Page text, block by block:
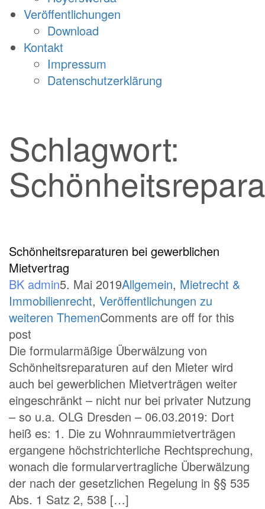
Veröffentlichungen
Download
Kontakt
Impressum
Datenschutzerklärung
Schlagwort:
Schönheitsreparaturen bei gewerblichen
Mietvertrag
BK admin5. Mai 2019Allgemein, Mietrecht &
Immobilienrecht, Veröffentlichungen zu
weiteren ThemenComments are off for this
post
Die formularmäßige Überwälzung von
Schönheitsreparaturen auf den Mieter wird
auch bei gewerblichen Mietverträgen weiter
eingeschränkt – nicht nur bei privater Nutzung
– so u.a. OLG Dresden – 06.03.2019: Dort
heiß es: 1. Die zu Wohnraummietverträgen
ergangene höchstrichterliche Rechtsprechung,
wonach die formularvertragliche Überwälzung
der nach der gesetzlichen Regelung in §§ 535
Abs. 1 Satz 2, 538 […]